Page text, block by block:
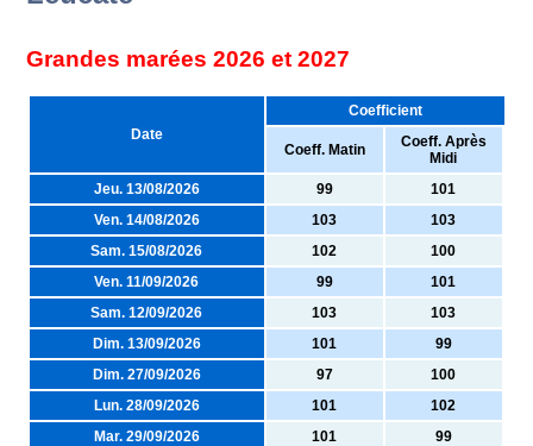
Grandes marées 2026 et 2027
Date
Coefficient
Coeff. Matin
Coeff. Après
Midi
Jeu. 13/08/2026
99
101
Ven. 14/08/2026
103
103
Sam. 15/08/2026
102
100
Ven. 11/09/2026
99
101
Sam. 12/09/2026
103
103
Dim. 13/09/2026
101
99
Dim. 27/09/2026
97
100
Lun. 28/09/2026
101
102
Mar. 29/09/2026
101
99